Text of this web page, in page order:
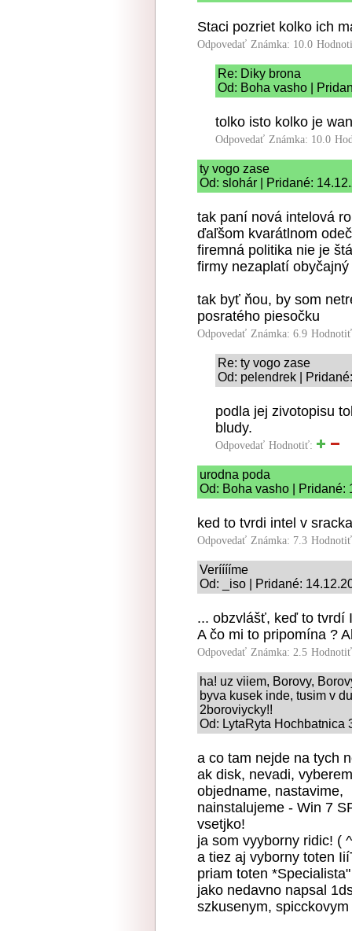
Staci pozriet kolko ich
Odpovedať Známka: 10.0
Re: Diky brona
Od: Boha vasho |
tolko isto kolko je
Odpovedať Známka: 10.0
ty vogo zase
Od: slohár | Pridané:
tak paní nová intelová
ďaľšom kvarátlnom
firemná politika nie je
firmy nezaplatí
tak byť ňou, by som
posratého piesočku
Odpovedať Známka: 6.9
Re: ty vogo zase
Od: pelendrek |
podla jej zivotopisu
bludy.
Odpovedať Hodnotiť:
urodna poda
Od: Boha vasho | Pridané:
ked to tvrdi intel v
Odpovedať Známka: 7.3
Verííííme
Od: _iso | Pridané:
... obzvlášť, keď to tvrdí
A čo mi to pripomína ?
Odpovedať Známka: 2.5
ha! uz viiem, Borovy,
byva kusek inde, tusim v
2boroviycky!!
Od: LytaRyta Hochbatnica
a co tam nejde na tych
ak disk, nevadi,
objedname, nastavime,
nainstalujeme - Win 7
vsetjko!
ja som vyyborny ridic! (
a tiez aj vyborny toten
priam toten
jako nedavno napsal
szkusenym,